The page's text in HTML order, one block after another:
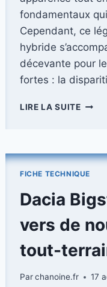
fondamentaux
Cependant, ce
hybride
décevante pour
fortes : la
LIRE LA SUITE
UN
POUR
LA
MAIS
POUR
TYPE
FICHE TECHNIQUE
Dacia
vers de
tout-
Parchanoine.fr 17